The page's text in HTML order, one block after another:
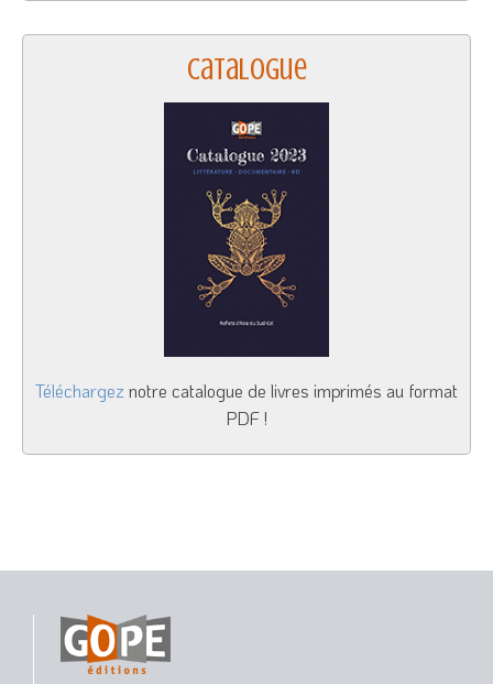
Catalogue
Téléchargez notre catalogue de livres imprimés au format
PDF !